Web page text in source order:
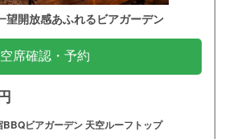
望開放感あふれるビアガーデン
空席確認・予約
ビアガーデン 天空ルーフトップ